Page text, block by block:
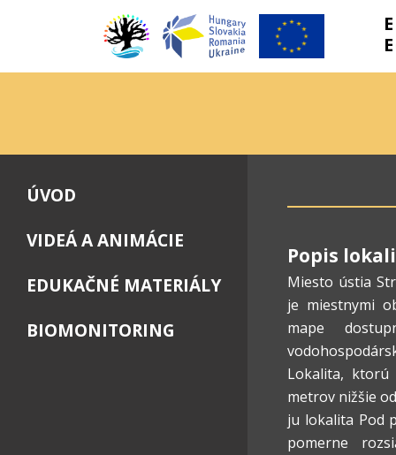
Popis
Miesto ústia
je miestnymi
mape
Lokalita, ktorú
metrov nižšie
ju lokalita Pod
pomerne
ÚVOD
VIDEÁ A ANIMÁCIE
EDUKAČNÉ MATERIÁLY
BIOMONITORING